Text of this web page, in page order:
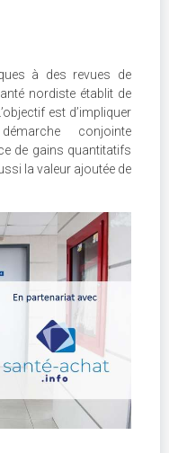
à des revues de
nordiste établit de
est d’impliquer
conjointe
de gains quantitatifs
la valeur ajoutée de